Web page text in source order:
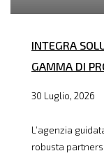
INTEGRA
GAMMA DI
30 Luglio, 2026
L’agenzia
robusta